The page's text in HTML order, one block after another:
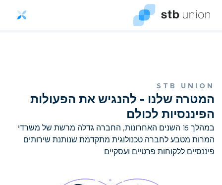
STB UNION
המטרה שלנו - להנגיש את הפעולות
הפיננסיות לכולם
במהלך 15 השנים האחרונות, החברה גדלה מרשת של משרדי
המרות מטבע לחברה טכנולוגית מתקדמת שנותנת שירותים
פיננסיים ללקוחות פרטיים ועסקיים